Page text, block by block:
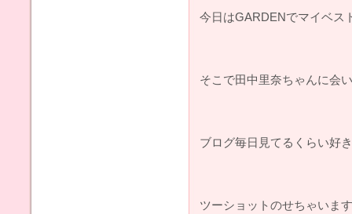
今日はGARDENでマイベ
そこで田中里奈ちゃんに会
ブログ毎日見てるくらい好
ツーショットのせちゃいま